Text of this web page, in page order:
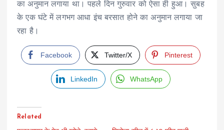
का अनुमान लगाया था। पहले दिन गुरुवार को ऐसा ही हुआ। सुबह
के एक घंटे में लगभग आधा इंच बरसात होने का अनुमान लगाया जा
रहा है।
Facebook Twitter/X Pinterest
LinkedIn WhatsApp
Related